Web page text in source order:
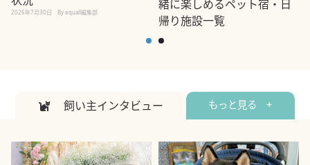
2026年7月30日 By equall編集部
緒に楽しめるペット宿・日
帰り施設一覧
飼い主インタビュー もっと見る +